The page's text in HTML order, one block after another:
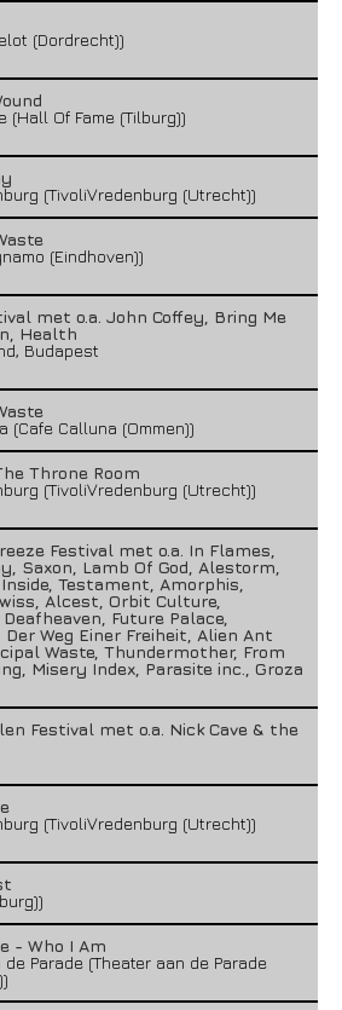
(Dordrecht))
(Hall Of Fame (Tilburg))
(TivoliVredenburg (Utrecht))
(Eindhoven))
met o.a. John Coffey, Bring Me
Health
Budapest
(Cafe Calluna (Ommen))
Throne Room
(TivoliVredenburg (Utrecht))
Festival met o.a. In Flames,
Saxon, Lamb Of God, Alestorm,
Testament, Amorphis,
Alcest, Orbit Culture,
Future Palace,
Weg Einer Freiheit, Alien Ant
Waste, Thundermother, From
Misery Index, Parasite inc., Groza
Festival met o.a. Nick Cave & the
(TivoliVredenburg (Utrecht))
- Who I Am
Parade (Theater aan de Parade